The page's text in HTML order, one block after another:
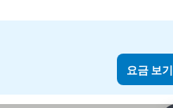
요금 보기